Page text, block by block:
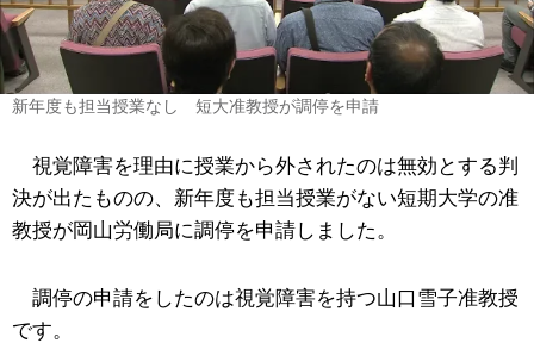
新年度も担当授業なし 短大准教授が調停を申請
視覚障害を理由に授業から外されたのは無効とする判
決が出たものの、新年度も担当授業がない短期大学の准
教授が岡山労働局に調停を申請しました。
調停の申請をしたのは視覚障害を持つ山口雪子准教授
です。